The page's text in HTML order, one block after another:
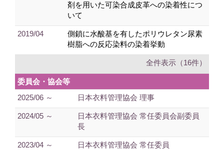
剤を用いた可染合成皮革への染着性につ
いて
2019/04
側鎖に水酸基を有したポリウレタン尿素
樹脂への反応染料の染着挙動
全件表示（16件）
委員会・協会等
2025/06 ～
日本衣料管理協会 理事
2024/05 ～
日本衣料管理協会 常任委員会副委員
長
2023/04 ～ 日本衣料管理協会 常任委員